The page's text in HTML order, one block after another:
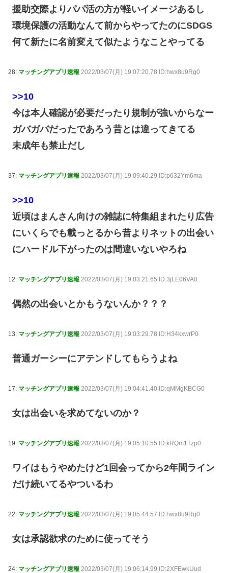
援助交際よりパパ活の方が軽いイメージあるし
環境保護の活動なんて前からやってたのにSDGS
何て新たに名前変えて似たようなことやってる
28: マッチングアプリ速報 2022/03/07(月) 19:07:20.78 ID:hwx8u9Rg0
>>10
今は本人確認が必要だったり規制が強いからなー
ガバガバだったであろう昔とは違ってきてる
未成年も禁止だし
37: マッチングアプリ速報 2022/03/07(月) 19:09:40.29 ID:p632Ym6ma
>>10
近頃はまんさん向けの雑誌に特集組まれたり広告
にいくらでも載っとるから昔よりネットの出会い
にハードル下がったのは間違いないやろね
12: マッチングアプリ速報 2022/03/07(月) 19:03:21.65 ID:3jLE06VA0
偶然の出会いとかもうないんか？？？
13: マッチングアプリ速報 2022/03/07(月) 19:03:29.78 ID:H34kxwrP0
普通ガーシーにアテンドしてもらうよね
17: マッチングアプリ速報 2022/03/07(月) 19:04:41.40 ID:qMMgKBCG0
女は出会いを求めてないのか？
19: マッチングアプリ速報 2022/03/07(月) 19:05:10.55 ID:kRQm1Tzp0
ワイはもうやめたけど1回会ってから2年間ライン
だけ続いてるやついるわ
22: マッチングアプリ速報 2022/03/07(月) 19:05:44.57 ID:hwx8u9Rg0
女は承認欲求のために使ってそう
24: マッチングアプリ速報 2022/03/07(月) 19:06:14.99 ID:2XFEwkUud